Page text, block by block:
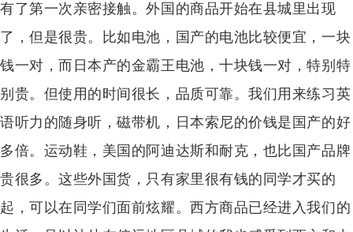
有了第一次亲密接触。外国的商品开始在县城里出现
了，但是很贵。比如电池，国产的电池比较便宜，一块
钱一对，而日本产的金霸王电池，十块钱一对，特别特
别贵。但使用的时间很长，品质可靠。我们用来练习英
语听力的随身听，磁带机，日本索尼的价钱是国产的好
多倍。运动鞋，美国的阿迪达斯和耐克，也比国产品牌
贵很多。这些外国货，只有家里很有钱的同学才买的
起，可以在同学们面前炫耀。西方商品已经进入我们的